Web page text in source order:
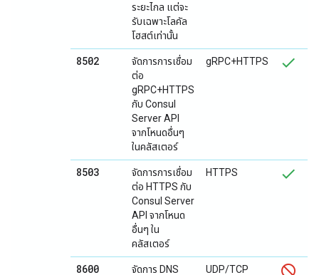
ระยะไกล แต่จะ
รับเฉพาะโลคัล
โฮสต์เท่านั้น
8502
จัดการการเชื่อม
ต่อ
gRPC+HTTPS
กับ Consul
Server API
จากโหนดอื่นๆ
ในคลัสเตอร์
gRPC+HTTPS
8503
จัดการการเชื่อม
ต่อ HTTPS กับ
Consul Server
API จากโหนด
อื่นๆ ใน
คลัสเตอร์
HTTPS
8600 จัดการ DNS UDP/TCP